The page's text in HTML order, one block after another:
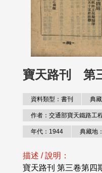
寶天路刊 第
資料類型：書刊 典
作者：交通部寶天鐵路工
年代：1944 典藏地
描述 / 說明：
寶天路刊 第三卷第四